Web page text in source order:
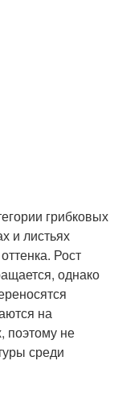
грибковых
и листьях
Рост
однако
на
поэтому не
среди